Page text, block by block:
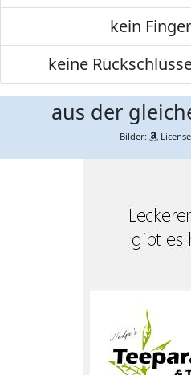
kein
keine
aus der
Bilder: